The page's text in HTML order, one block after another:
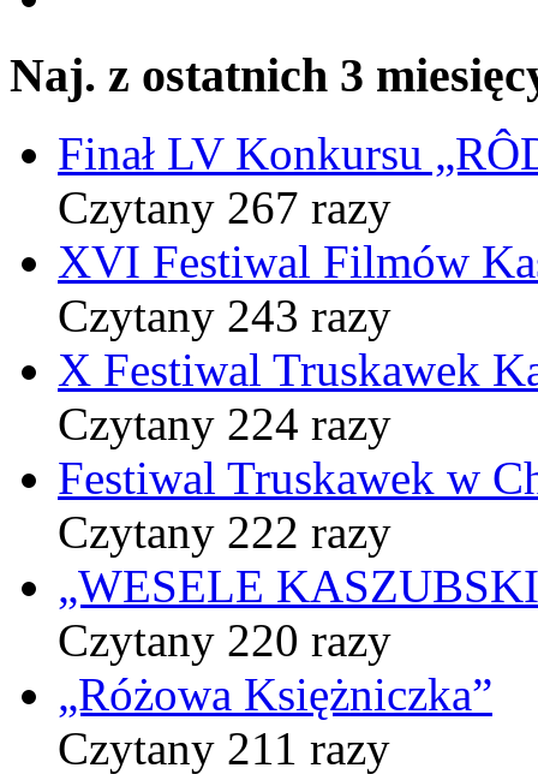
Naj. z ostatnich 3
Finał LV Konkursu
Czytany 267 razy
XVI Festiwal Filmów
Czytany 243 razy
X Festiwal Truskawek
Czytany 224 razy
Festiwal Truskawek w
Czytany 222 razy
„WESELE
Czytany 220 razy
„Różowa Księżniczka”
Czytany 211 razy